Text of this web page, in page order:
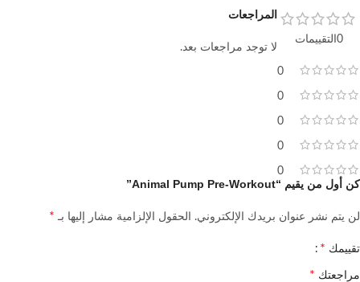
0التقييمات
0
0
0
0
0
المراجعات
لا توجد مراجعات بعد.
كن أول من يقيم “Animal Pump Pre-Workout”
لن يتم نشر عنوان بريدك الإلكتروني. الحقول الإلزامية مشار إليها بـ *
تقييمك *
مراجعتك *